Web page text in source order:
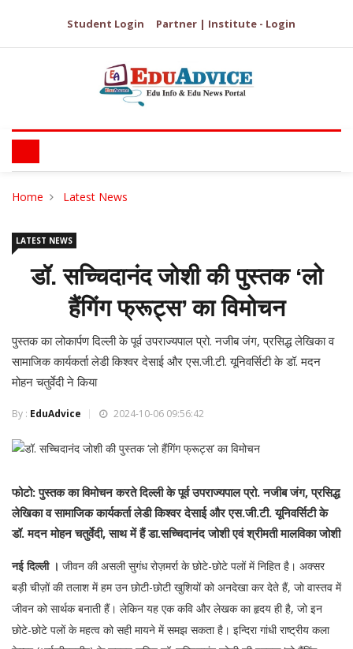
Student Login Partner | Institute - Login
Home Latest News
LATEST NEWS
डॉ. सच्चिदानंद जोशी की पुस्तक ‘लो
हैंगिंग फ्रूट्स’ का विमोचन
पुस्तक का लोकार्पण दिल्ली के पूर्व उपराज्यपाल प्रो. नजीब जंग, प्रसिद्ध लेखिका व
सामाजिक कार्यकर्ता लेडी किश्वर देसाई और एस.जी.टी. यूनिवर्सिटी के डॉ. मदन
मोहन चतुर्वेदी ने किया
By : EduAdvice 2024-10-06 09:56:42
फोटो: पुस्तक का विमोचन करते दिल्ली के पूर्व उपराज्यपाल प्रो. नजीब जंग, प्रसिद्ध
लेखिका व सामाजिक कार्यकर्ता लेडी किश्वर देसाई और एस.जी.टी. यूनिवर्सिटी के
डॉ. मदन मोहन चतुर्वेदी, साथ में हैं डा.सच्चिदानंद जोशी एवं श्रीमती मालविका जोशी
नई दिल्ली । जीवन की असली सुगंध रोज़मर्रा के छोटे-छोटे पलों में निहित है। अक्सर
बड़ी चीज़ों की तलाश में हम उन छोटी-छोटी खुशियों को अनदेखा कर देते हैं, जो वास्तव में
जीवन को सार्थक बनाती हैं। लेकिन यह एक कवि और लेखक का हृदय ही है, जो इन
छोटे-छोटे पलों के महत्व को सही मायने में समझ सकता है। इन्दिरा गांधी राष्ट्रीय कला